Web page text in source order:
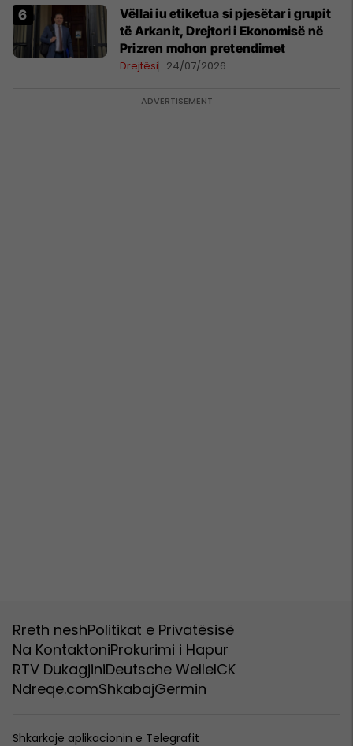
Vëllai iu etiketua si pjesëtar i grupit
të Arkanit, Drejtori i Ekonomisë në
Prizren mohon pretendimet
Drejtësi 24/07/2026
Rreth neshPolitikat e Privatësisë
Na KontaktoniProkurimi i Hapur
RTV DukagjiniDeutsche WelleICK
Ndreqe.comShkabajGermin
Shkarkoje aplikacionin e Telegrafit